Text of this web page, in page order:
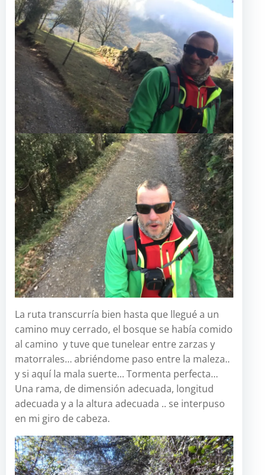
La ruta transcurría bien hasta que llegué a un
camino muy cerrado, el bosque se había comido
al camino y tuve que tunelear entre zarzas y
matorrales… abriéndome paso entre la maleza..
y si aquí la mala suerte… Tormenta perfecta…
Una rama, de dimensión adecuada, longitud
adecuada y a la altura adecuada .. se interpuso
en mi giro de cabeza.